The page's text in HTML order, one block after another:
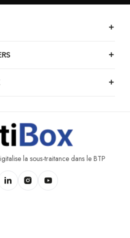
la sous-traitance dans le BTP